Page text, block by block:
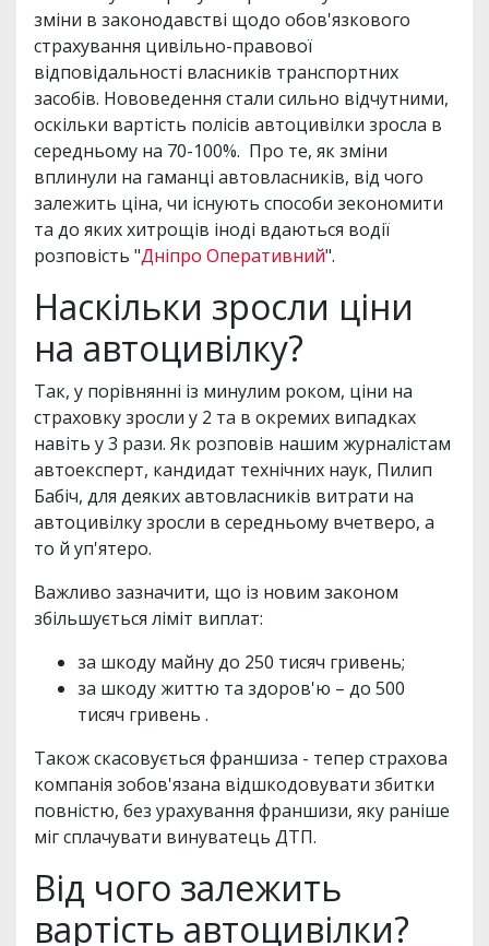
зміни в законодавстві щодо обов'язкового
страхування цивільно-правової
відповідальності власників транспортних
засобів. Нововедення стали сильно відчутними,
оскільки вартість полісів автоцивілки зросла в
середньому на 70-100%. Про те, як зміни
вплинули на гаманці автовласників, від чого
залежить ціна, чи існують способи зекономити
та до яких хитрощів іноді вдаються водії
розповість "Дніпро Оперативний".
Наскільки зросли ціни
на автоцивілку?
Так, у порівнянні із минулим роком, ціни на
страховку зросли у 2 та в окремих випадках
навіть у 3 рази. Як розповів нашим журналістам
автоексперт, кандидат технічних наук, Пилип
Бабіч, для деяких автовласників витрати на
автоцивілку зросли в середньому вчетверо, а
то й уп'ятеро.
Важливо зазначити, що із новим законом
збільшується ліміт виплат:
за шкоду майну до 250 тисяч гривень;
за шкоду життю та здоров'ю – до 500
тисяч гривень .
Також скасовується франшиза - тепер страхова
компанія зобов'язана відшкодовувати збитки
повністю, без урахування франшизи, яку раніше
міг сплачувати винуватець ДТП.
Від чого залежить
вартість автоцивілки?